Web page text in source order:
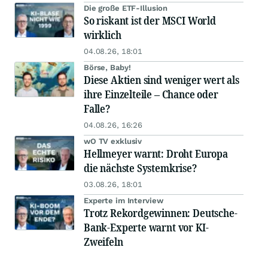
Die große ETF-Illusion
So riskant ist der MSCI World
wirklich
04.08.26, 18:01
Börse, Baby!
Diese Aktien sind weniger wert als
ihre Einzelteile – Chance oder
Falle?
04.08.26, 16:26
wO TV exklusiv
Hellmeyer warnt: Droht Europa
die nächste Systemkrise?
03.08.26, 18:01
Experte im Interview
Trotz Rekordgewinnen: Deutsche-
Bank-Experte warnt vor KI-
Zweifeln